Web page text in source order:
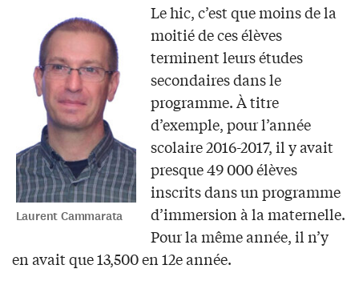
Laurent Cammarata
Le hic, c’est que moins de la
moitié de ces élèves
terminent leurs études
secondaires dans le
programme. À titre
d’exemple, pour l’année
scolaire 2016-2017, il y avait
presque 49 000 élèves
inscrits dans un programme
d’immersion à la maternelle.
Pour la même année, il n’y
en avait que 13,500 en 12e année.